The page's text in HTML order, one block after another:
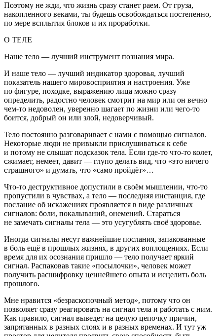
Поэтому не жди, что жизнь сразу станет раем. От груза,
накопленного веками, ты будешь освобождаться постепенно,
по мере всплытия блоков и их проработки.
О ТЕЛЕ
Наше тело — лучший инструмент познания мира.
И наше тело — лучший индикатор здоровья, лучший
показатель нашего мировосприятия и настроения. Уже
по фигуре, походке, выражению лица можно сразу
определить, радостно человек смотрит на мир или он вечно
чем-то недоволен, уверенно шагает по жизни или чего-то
боится, добрый он или злой, недоверчивый.
Тело постоянно разговаривает с нами с помощью сигналов.
Некоторые люди не привыкли прислушиваться к себе
и потому не слышат подсказок тела. Если где-то что-то колет,
сжимает, немеет, давит — глупо делать вид, что «это ничего
страшного» и думать, что «само пройдёт»…
Что-то деструктивное допустили в своём мышлении, что-то
пропустили в чувствах, а тело — последняя инстанция, где
послание об искажениях проявляется в виде различных
сигналов: боли, покалываний, онемений. Стараться
не замечать сигналы тела — это усугублять своё здоровье.
Иногда сигналы несут важнейшие послания, запакованные
в боль ещё в прошлых жизнях, в других воплощениях. Если
время для их осознания пришло — тело получает яркий
сигнал. Распаковав такие «посылочки», человек может
получить расшифровку ценнейшего опыта и исцелить боль
прошлого.
Мне нравится «безраскопочный метод», потому что он
позволяет сразу реагировать на сигнал тела и работать с ним.
Как правило, сигнал выведет на целую цепочку причин,
запрятанных в разных слоях и в разных временах. И тут уж